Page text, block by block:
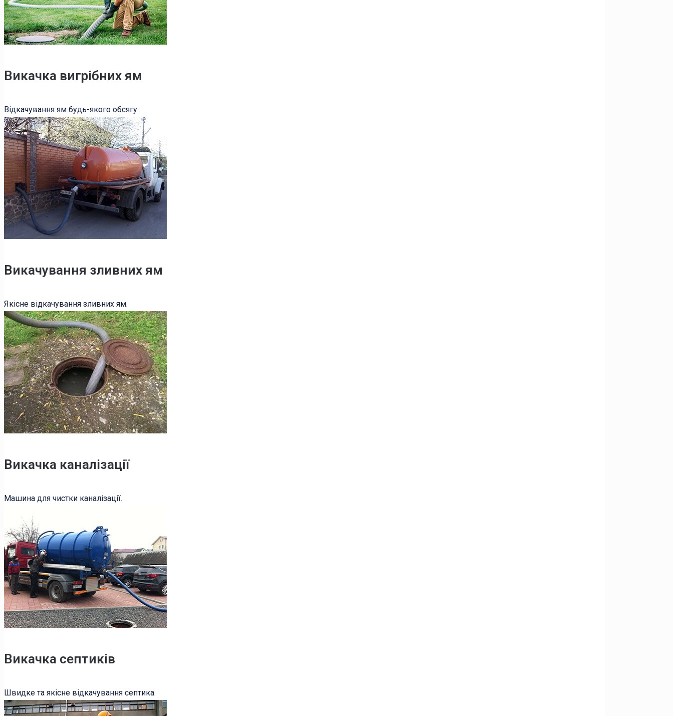
Викачка вигрібних ям
Відкачування ям будь-якого обсягу.
Викачування зливних ям
Якісне відкачування зливних ям.
Викачка каналізації
Машина для чистки каналізації.
Викачка септиків
Швидке та якісне відкачування септика.